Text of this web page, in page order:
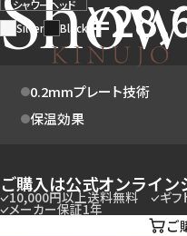
2種のバブルが生み
とろける肌あたり。
シャワーヘッド
Silver
Black
0.2mmプレート技術
保温効果
ご
ご購入は公式オンライン
10,000円以上送料無料 ギフ
メーカー保証1年